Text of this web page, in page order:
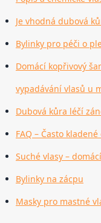
Je vhodná dubová
Bylinky pro péči o
Domácí kopřivový
vypadávání vlasů u
Dubová kůra léčí
FAQ – Často kladené
Suché vlasy –
Bylinky na zácpu
Masky pro mastné